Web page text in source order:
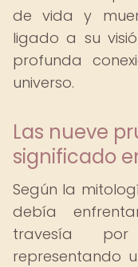
de vida y
ligado a su
profunda
universo.
Las nueve
significado
Según la
debía
travesía
representando